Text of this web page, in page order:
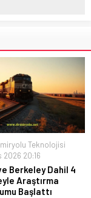
Teknolojisi
2026 20:16
Berkeley Dahil 4
Araştırma
Başlattı